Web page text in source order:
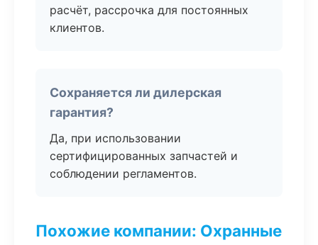
расчёт, рассрочка для постоянных
клиентов.
Сохраняется ли дилерская
гарантия?
Да, при использовании
сертифицированных запчастей и
соблюдении регламентов.
Похожие компании: Охранные